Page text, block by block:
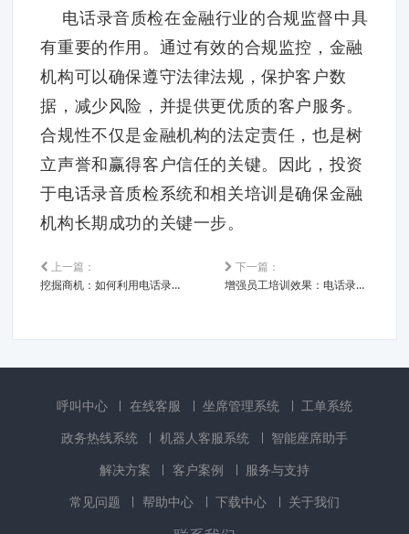
电话录音质检在金融行业的合规监督中具
有重要的作用。通过有效的合规监控，金融
机构可以确保遵守法律法规，保护客户数
据，减少风险，并提供更优质的客户服务。
合规性不仅是金融机构的法定责任，也是树
立声誉和赢得客户信任的关键。因此，投资
于电话录音质检系统和相关培训是确保金融
机构长期成功的关键一步。
上一篇：
挖掘商机：如何利用电话录音质检优化销售团队表现
下一篇：
增强员工培训效果：电话录音质检在提升绩效中的角色
呼叫中心 在线客服 坐席管理系统
工单系统
政务热线系统
机器人客服系统
智能座席助手
解决方案
客户案例
服务与支持
常见问题
帮助中心 下载中心 关于我们